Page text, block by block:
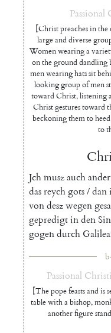
Passional
[Christ preaches in
large and diverse
Women wearing a
on the ground dandling
men wearing hats sit
looking group of men
toward Christ, listening
Christ gestures toward
beckoning them to
to
Jchmuszauch
dasreychgots/dan
vondeszwegen
gepredigtinden
gogendurch
Passional
[The pope feasts and is
table with a bishop,
another figure